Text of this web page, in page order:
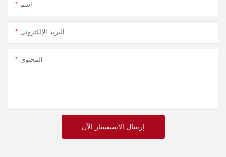
اسم
البريد الإلكتروني
المحتوى
إرسال الاستفسار الآن